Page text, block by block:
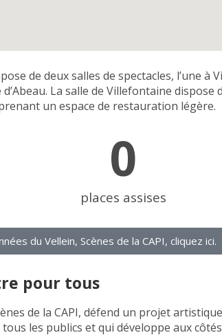
de deux salles de spectacles, l’une à
d’Abeau. La salle de Villefontaine dispose
un espace de restauration légère.
places assises
0
du Vellein, Scènes de la CAPI, cliquez ici.
pour tous
de la CAPI, défend un projet
les publics et qui développe aux côtés